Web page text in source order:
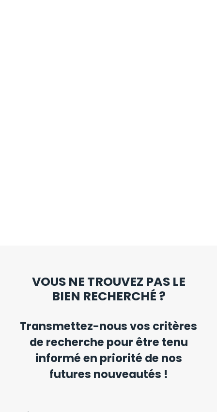
VOUS NE TROUVEZ PAS LE
BIEN RECHERCHÉ ?
Transmettez-nous vos critères
de recherche pour être tenu
informé en priorité de nos
futures nouveautés !